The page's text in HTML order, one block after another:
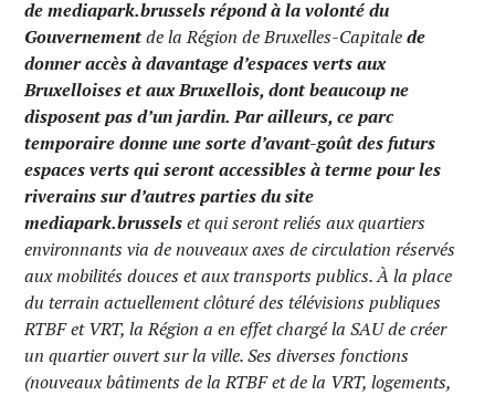
de mediapark.brussels répond à la volonté du
Gouvernementde la Région de Bruxelles-Capitalede
donner accès à davantage d’espaces verts aux
Bruxelloises et aux Bruxellois, dont beaucoup ne
disposent pas d’un jardin. Par ailleurs, ce parc
temporaire donne une sorte d’avant-goût des futurs
espaces verts qui seront accessibles à terme pour les
riverains sur d’autres parties du site
mediapark.brusselset qui seront reliés aux quartiers
environnants via de nouveaux axes de circulation réservés
aux mobilités douces et aux transports publics. À la place
du terrain actuellement clôturé des télévisions publiques
RTBF et VRT, la Région a en effet chargé la SAU de créer
un quartier ouvert sur la ville. Ses diverses fonctions
(nouveaux bâtiments de la RTBF et de la VRT, logements,